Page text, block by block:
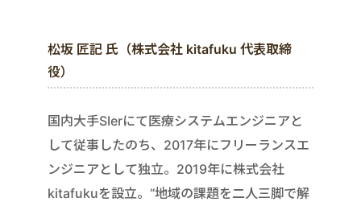
松坂 匠記 氏（株式会社 kitafuku 代表取締
役）
国内大手SIerにて医療システムエンジニアと
して従事したのち、2017年にフリーランスエ
ンジニアとして独立。2019年に株式会社
kitafukuを設立。“地域の課題を二人三脚で解